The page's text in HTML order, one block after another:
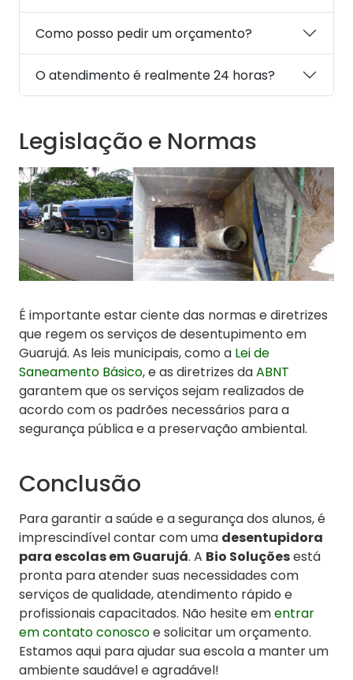
Como posso pedir um orçamento?
O atendimento é realmente 24 horas?
Legislação e Normas
É importante estar ciente das normas e diretrizes
que regem os serviços de desentupimento em
Guarujá. As leis municipais, como a Lei de
Saneamento Básico, e as diretrizes daABNT
garantem que os serviços sejam realizados de
acordo com os padrões necessários para a
segurança pública e a preservação ambiental.
Conclusão
Para garantir a saúde e a segurança dos alunos, é
imprescindível contar com uma desentupidora
para escolas em Guarujá. A Bio Soluçõesestá
pronta para atender suas necessidades com
serviços de qualidade, atendimento rápido e
profissionais capacitados. Não hesite ementrar
em contato conoscoe solicitar um orçamento.
Estamos aqui para ajudar sua escola a manter um
ambiente saudável e agradável!